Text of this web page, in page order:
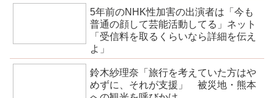
5年前のNHK性加害の出演者は「今も
普通の顔して芸能活動してる」ネット
「受信料を取るくらいなら詳細を伝え
よ」
鈴木紗理奈「旅行を考えていた方はや
めずに、それが支援」 被災地・熊本